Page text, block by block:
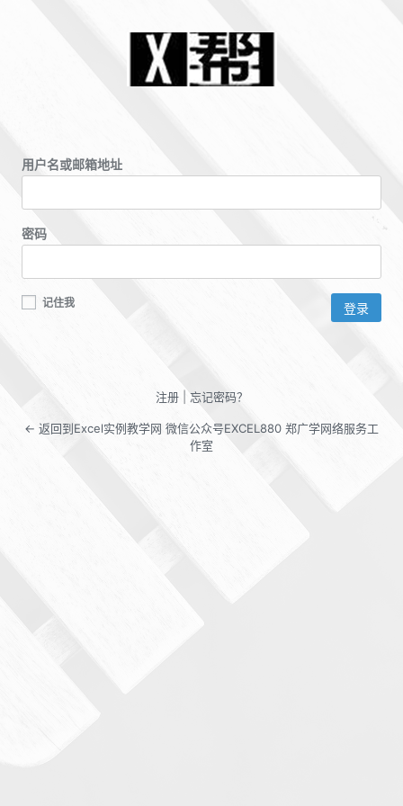
用户名或邮箱地址
密码
记住我
注册| 忘记密码？
← 返回到Excel实例教学网 微信公众号EXCEL880 郑广学网络服务工
作室